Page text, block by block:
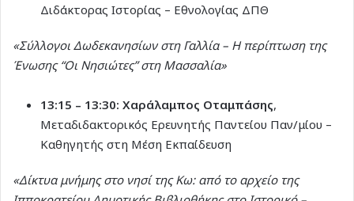
Διδάκτορας Ιστορίας – Εθνολογίας ΔΠΘ
«Σύλλογοι Δωδεκανησίων στη Γαλλία – Η περίπτωση της
Ένωσης “Οι Νησιώτες” στη Μασσαλία»
13:15 – 13:30: Χαράλαμπος Οταμπάσης,
Μεταδιδακτορικός Ερευνητής Παντείου Παν/μίου –
Καθηγητής στη Μέση Εκπαίδευση
«Δίκτυα μνήμης στο νησί της Κω: από το αρχείο της